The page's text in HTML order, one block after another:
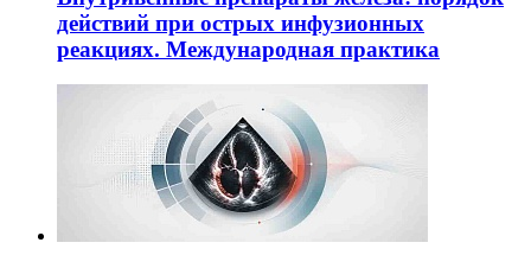
действий при острых инфузионных
реакциях. Международная практика